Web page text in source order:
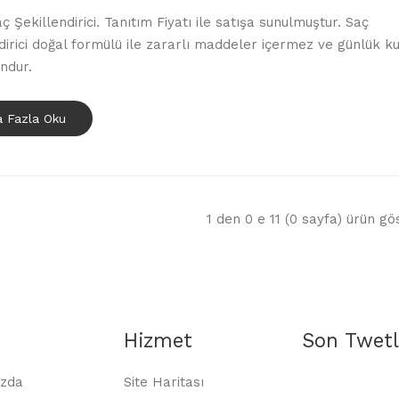
Şekillendirici. Tanıtım Fiyatı ile satışa sunulmuştur. Saç
doğal formülü ile zararlı maddeler içermez ve günlük
Fazla Oku
1 den 0 e 11 (0 sayfa) ürün
Hizmet
Site Haritası
Son